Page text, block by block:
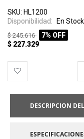
SKU: HL1200
Disponibilidad: En
$ 245.616
7% OFF
$ 227.329
DESCRIPCION